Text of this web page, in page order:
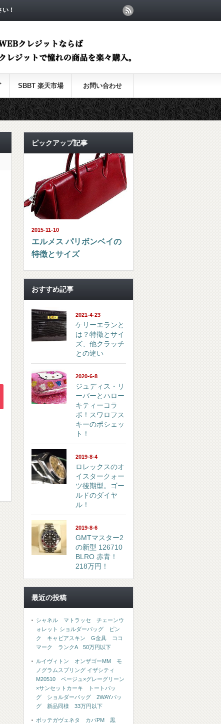
！
SBBT 楽天市場 お問い合わせ
ピックアップ記事
2015-11-10
エルメス パリボンベイの
特徴とサイズ
おすすめ記事
2021-4-23
ケリーエランと
は？特徴とサイ
ズ、他クラッチ
との違い
2020-6-8
ジュディス・リ
ーバーとハロー
キティーコラ
ボ！スワロフス
キーのポシェッ
ト！
2019-8-4
ロレックスのオ
イスタークォー
ツ後期型。ゴー
ルドのダイヤ
ル！
2019-8-6
GMTマスター2
の新型 126710
BLRO 赤青！
218万円！
最近の投稿
シャネル マトラッセ チェーンウ
ォレット ショルダーバッグ ピン
ク キャビアスキン G金具 ココ
マーク ランクA 50万円以下
ルイヴィトン オンザゴーMM モ
ノグラムスプリング イザシティ
M20510 ベージュ×グレーグリーン
×サンセットカーキ トートバッ
グ ショルダーバッグ 2WAYバッ
グ 新品同様 33万円以下
ボッテガヴェネタ カバPM 黒